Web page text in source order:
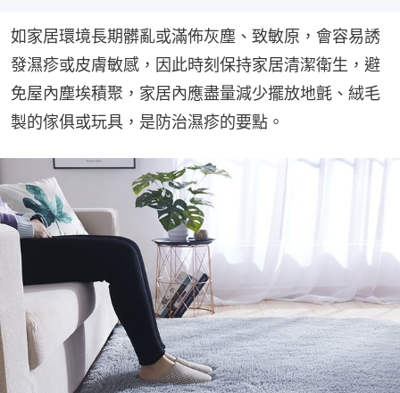
如家居環境長期髒亂或滿佈灰塵、致敏原，會容易誘
發濕疹或皮膚敏感，因此時刻保持家居清潔衛生，避
免屋內塵埃積聚，家居內應盡量減少擺放地氈、絨毛
製的傢俱或玩具，是防治濕疹的要點。